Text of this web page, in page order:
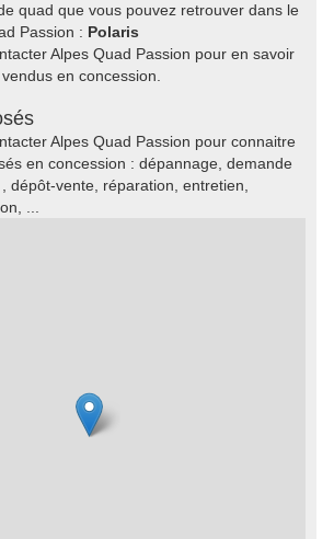
quad que vous pouvez retrouver dans le
Passion : Polaris
Alpes Quad Passion pour en savoir
en concession.
Alpes Quad Passion pour connaitre
en concession : dépannage, demande
dépôt-vente, réparation, entretien,
...